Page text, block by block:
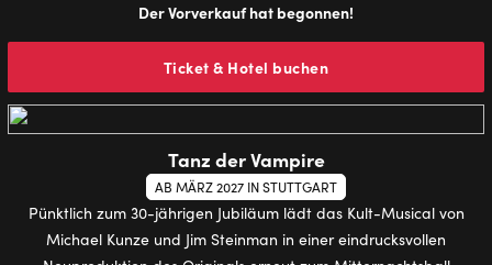
Der Vorverkauf hat begonnen!
Ticket & Hotel buchen
Tanz der Vampire
AB MÄRZ 2027 IN STUTTGART
Pünktlich zum 30-jährigen Jubiläum lädt das Kult-Musical von
Michael Kunze und Jim Steinman in einer eindrucksvollen